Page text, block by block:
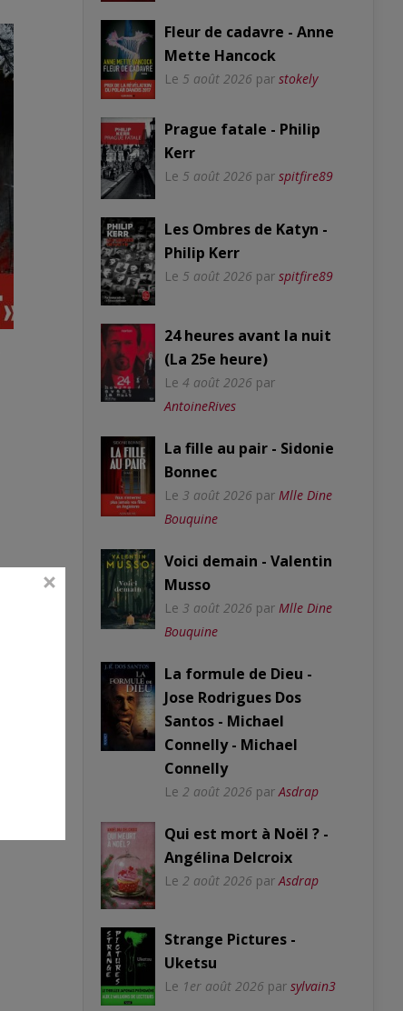
Fleur de cadavre - Anne
Mette Hancock
Le 5 août 2026 par stokely
Prague fatale - Philip
Kerr
Le 5 août 2026 par spitfire89
Les Ombres de Katyn -
Philip Kerr
Le 5 août 2026 par spitfire89
24 heures avant la nuit
(La 25e heure)
Le 4 août 2026 par
AntoineRives
La fille au pair - Sidonie
Bonnec
Le 3 août 2026 par Mlle Dine
Bouquine
Voici demain - Valentin
Musso
Le 3 août 2026 par Mlle Dine
Bouquine
La formule de Dieu -
Jose Rodrigues Dos
Santos - Michael
Connelly - Michael
Connelly
Le 2 août 2026 par Asdrap
Qui est mort à Noël ? -
Angélina Delcroix
Le 2 août 2026 par Asdrap
Strange Pictures -
Uketsu
Le 1er août 2026 par sylvain3